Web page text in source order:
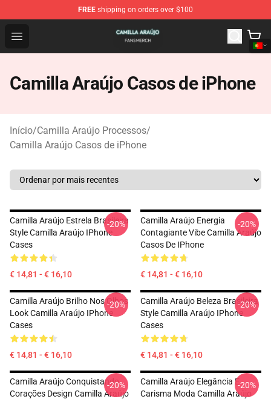
FREE shipping on orders over $100
Open menu
Camilla Araújo Shop - Official Camilla Araújo
Camilla Araújo Casos de iPhone
Início/Camilla Araújo Processos/
Camilla Araújo Casos de iPhone
Camilla Araújo Estrela Brasileira
Style Camilla Araújo IPhone
Cases
€ 14,81 - € 16,10
-20%
Camilla Araújo Energia
Contagiante Vibe Camilla Araújo
Casos De IPhone
€ 14,81 - € 16,10
-20%
Camilla Araújo Brilho Nos Olhos
Look Camilla Araújo IPhone
Cases
€ 14,81 - € 16,10
-20%
Camilla Araújo Beleza Brasileira
Style Camilla Araújo IPhone
Cases
€ 14,81 - € 16,10
-20%
Camilla Araújo Conquistando
Corações Design Camilla Araújo
-20%
Camilla Araújo Elegância E
Carisma Moda Camilla Araújo
-20%